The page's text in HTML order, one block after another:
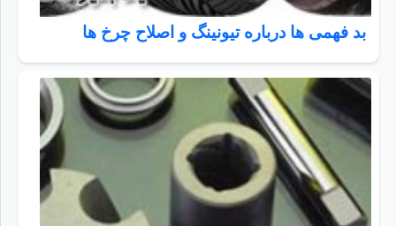
بد فهمی ها درباره تیونینگ و اصلاح چرخ ها